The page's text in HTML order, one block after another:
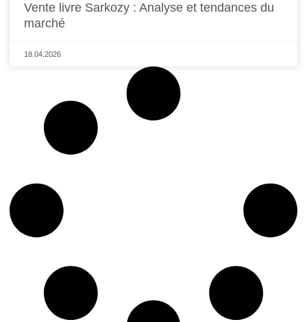
Vente livre Sarkozy : Analyse et tendances du
marché
18.04.2026